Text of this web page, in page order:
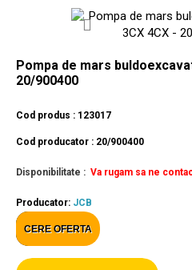
Pompa de mars
20/900400
Cod produs : 123017
Cod producator : 20/900400
Disponibilitate : Va rugam sa ne
Producator: JCB
CERE OFERTA